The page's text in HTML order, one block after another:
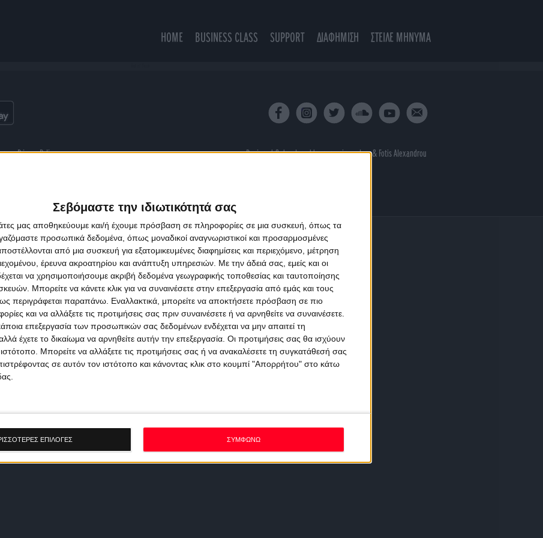
Σεβόμαστε την ιδιωτικότητά σας
μας αποθηκεύουμε και/ή έχουμε πρόσβαση σε πληροφορίες σε μια συσκευή, όπως τα
προσωπικά δεδομένα, όπως μοναδικοί αναγνωριστικοί και προσαρμοσμένες
από μια συσκευή για εξατομικευμένες διαφημίσεις και περιεχόμενο, μέτρηση
έρευνα ακροατηρίου και ανάπτυξη υπηρεσιών. Με την άδειά σας, εμείς και οι
να χρησιμοποιήσουμε ακριβή δεδομένα γεωγραφικής τοποθεσίας και ταυτοποίησης
Μπορείτε να κάνετε κλικ για να συναινέσετε στην επεξεργασία από εμάς και τους
περιγράφεται παραπάνω. Εναλλακτικά, μπορείτε να αποκτήσετε πρόσβαση σε πιο
και να αλλάξετε τις προτιμήσεις σας πριν συναινέσετε ή να αρνηθείτε να συναινέσετε.
επεξεργασία των προσωπικών σας δεδομένων ενδέχεται να μην απαιτεί τη
έχετε το δικαίωμα να αρνηθείτε αυτήν την επεξεργασία. Οι προτιμήσεις σας θα ισχύουν
Μπορείτε να αλλάξετε τις προτιμήσεις σας ή να ανακαλέσετε τη συγκατάθεσή σας
σε αυτόν τον ιστότοπο και κάνοντας κλικ στο κουμπί "Απορρήτου" στο κάτω
ΕΠΙΛΟΓΕΣ ΣΥΜΦΩΝΩ
HOME BUSINESS CLASS SUPPORT ΔΙΑΦΗΜΙΣΗ ΣΤΕΙΛΕ ΜΗΝΥΜΑ
Privacy Policy Designed & developed byporcupine colors& Fotis Alexandrou